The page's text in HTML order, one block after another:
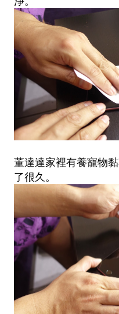
董達達家裡有養寵物
了很久。